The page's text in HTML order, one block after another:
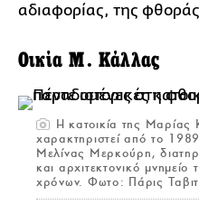
αδιαφορίας, της
Οικία Μ. Κάλλας
Η κατoικία της Μαρίας
χαρακτηριστεί από το
Μελίνας Μερκούρη,
και αρχιτεκτονικό μνημείο
χρόνων. Φωτο: Πάρις